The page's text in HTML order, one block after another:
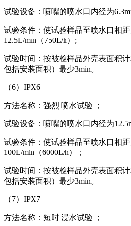
试验设备：喷嘴的喷水口内径为
试验条件：使试验样品至喷水口相
12.5L/min（750L/h）;
试验时间：按被检样品外壳表面积
包括安装面积）最少3min。
（6）IPX6
方法名称：强烈 喷水试验 ；
试验设备：喷嘴的喷水口内径为
试验条件：使试验样品至喷水口相
100L/min（6000L/h）；
试验时间：按被检样品外壳表面积
包括安装面积）最少3min。
（7）IPX7
方法名称：短时 浸水试验 ；